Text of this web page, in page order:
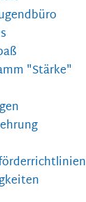
"Stärke"